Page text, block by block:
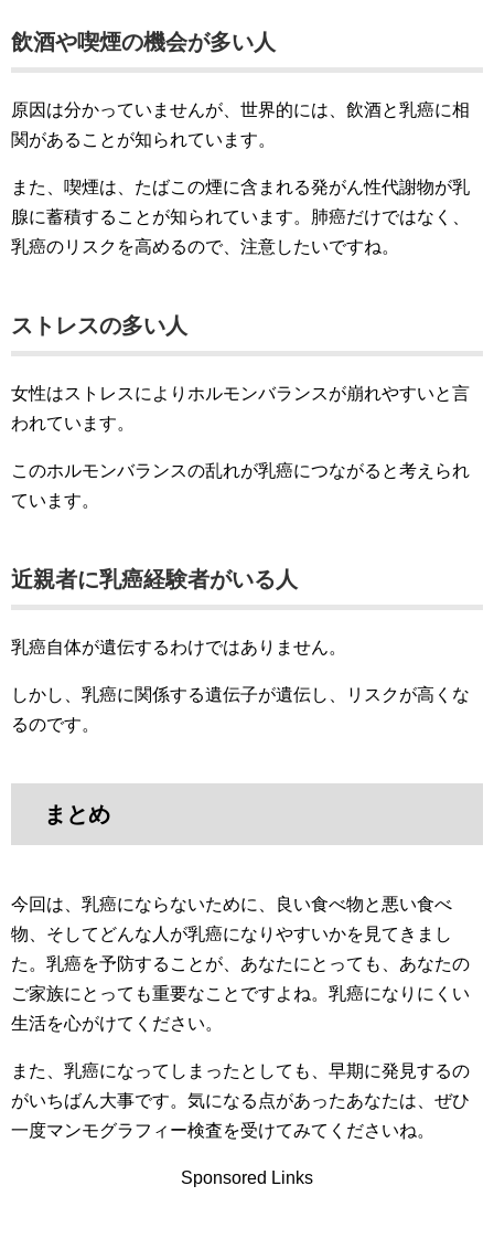
飲酒や喫煙の機会が多い人
原因は分かっていませんが、世界的には、飲酒と乳癌に相
関があることが知られています。
また、喫煙は、たばこの煙に含まれる発がん性代謝物が乳
腺に蓄積することが知られています。肺癌だけではなく、
乳癌のリスクを高めるので、注意したいですね。
ストレスの多い人
女性はストレスによりホルモンバランスが崩れやすいと言
われています。
このホルモンバランスの乱れが乳癌につながると考えられ
ています。
近親者に乳癌経験者がいる人
乳癌自体が遺伝するわけではありません。
しかし、乳癌に関係する遺伝子が遺伝し、リスクが高くな
るのです。
まとめ
今回は、乳癌にならないために、良い食べ物と悪い食べ
物、そしてどんな人が乳癌になりやすいかを見てきまし
た。乳癌を予防することが、あなたにとっても、あなたの
ご家族にとっても重要なことですよね。乳癌になりにくい
生活を心がけてください。
また、乳癌になってしまったとしても、早期に発見するの
がいちばん大事です。気になる点があったあなたは、ぜひ
一度マンモグラフィー検査を受けてみてくださいね。
Sponsored Links